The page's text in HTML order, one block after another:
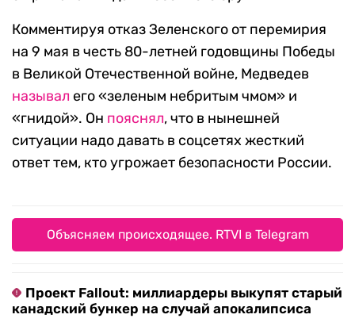
Комментируя отказ Зеленского от перемирия
на 9 мая в честь 80-летней годовщины Победы
в Великой Отечественной войне, Медведев
называл его «зеленым небритым чмом» и
«гнидой». Он пояснял, что в нынешней
ситуации надо давать в соцсетях жесткий
ответ тем, кто угрожает безопасности России.
Объясняем происходящее. RTVI в Telegram
Проект Fallout: миллиардеры выкупят старый
канадский бункер на случай апокалипсиса